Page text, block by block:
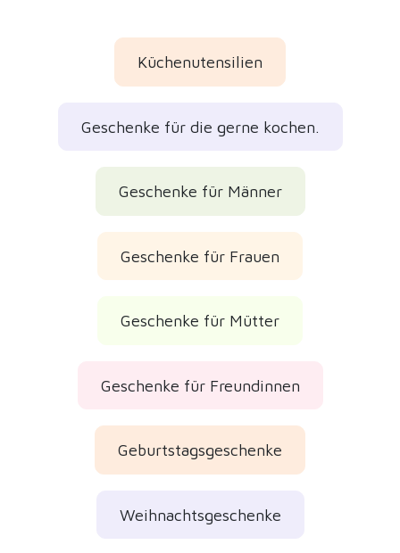
Küchenutensilien
Geschenke für die gerne kochen.
Geschenke für Männer
Geschenke für Frauen
Geschenke für Mütter
Geschenke für Freundinnen
Geburtstagsgeschenke
Weihnachtsgeschenke